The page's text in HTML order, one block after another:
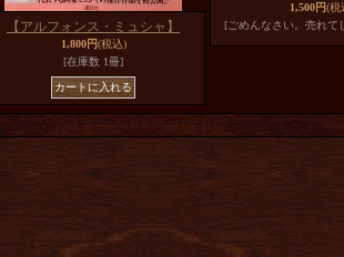
【アルフォンス・ミュシャ】
1,800円(税込)
[在庫数 1冊]
1,500円(税
[ごめんなさい。売れて